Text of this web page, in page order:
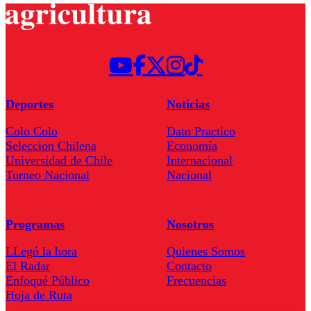
Deportes
Colo Colo
Seleccion Chilena
Universidad de Chile
Torneo Nacional
Noticias
Dato Practico
Economía
Internacional
Nacional
Programas
LLegó la hora
El Radar
Enfoqué Público
Hoja de Ruta
Nosotros
Quienes Somos
Contacto
Frecuencias